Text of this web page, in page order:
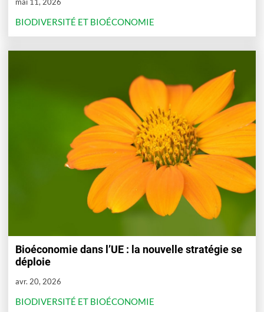
BIODIVERSITÉ ET BIOÉCONOMIE
Bioéconomie dans l’UE : la nouvelle stratégie se
déploie
avr. 20, 2026
BIODIVERSITÉ ET BIOÉCONOMIE